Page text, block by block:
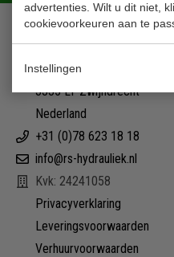
advertenties. Wilt u dit niet,
cookievoorkeuren aan te
Instellingen
Contact
Ohmstraat 42
3335 LT Zwijndrecht
Nederland
+31 (0)78 623 18 18
info@rs-hydrauliek.nl
Kvk: 24241058
Privacyverklaring
Leveringsvoorwaarden
Verhuurvoorwaarden